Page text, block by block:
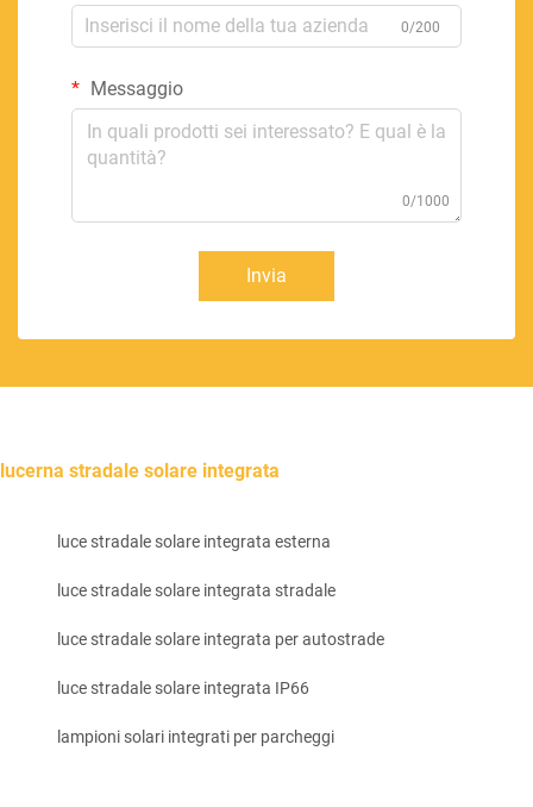
0/200
Messaggio
0/1000
Invia
lucerna stradale solare integrata
luce stradale solare integrata esterna
luce stradale solare integrata stradale
luce stradale solare integrata per autostrade
luce stradale solare integrata IP66
lampioni solari integrati per parcheggi